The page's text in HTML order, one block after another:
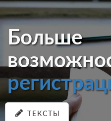
Больше
ТЕКСТЫ